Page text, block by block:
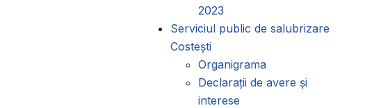
2023
Serviciul public de salubrizare
Costești
Organigrama
Declarații de avere și
interese